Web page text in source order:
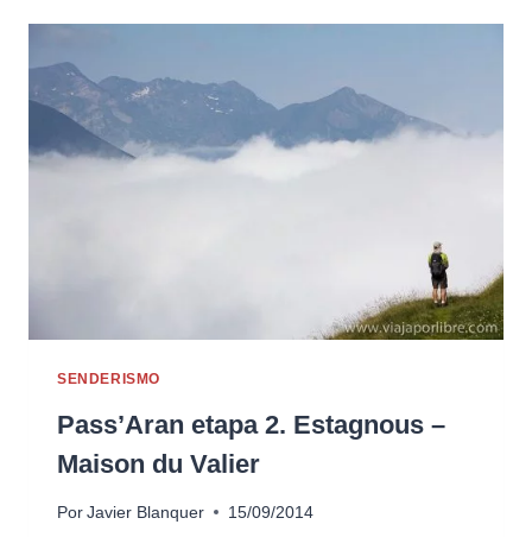
SENDERISMO
Pass’Aran etapa 2. Estagnous –
Maison du Valier
Por Javier Blanquer 15/09/2014